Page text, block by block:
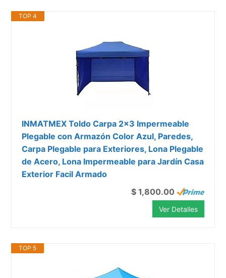
TOP 4
INMATMEX Toldo Carpa 2x3 Impermeable
Plegable con Armazón Color Azul, Paredes,
Carpa Plegable para Exteriores, Lona Plegable
de Acero, Lona Impermeable para Jardín Casa
Exterior Facil Armado
$ 1,800.00
Ver Detalles
TOP 5